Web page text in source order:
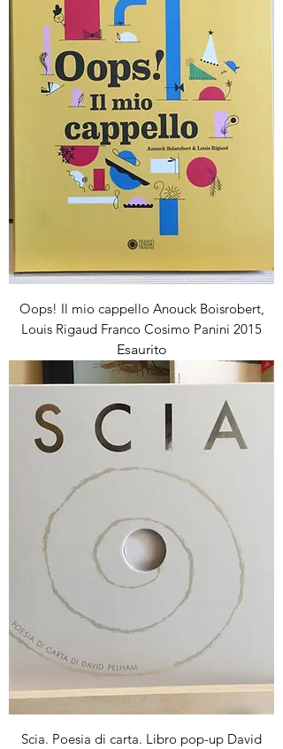
Oops! Il mio cappello Anouck Boisrobert,
Louis Rigaud Franco Cosimo Panini 2015
Esaurito
Scia. Poesia di carta. Libro pop-up David